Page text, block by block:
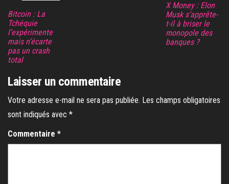
Bitcoin : La
Tchéquie
l’expérimente
mais n’écarte
pas un crash
total
X Money : Elon
Musk s’apprête-
t-il à briser le
monopole des
banques ?
Laisser un commentaire
Votre adresse e-mail ne sera pas publiée. Les champs obligatoires
sont indiqués avec *
Commentaire *